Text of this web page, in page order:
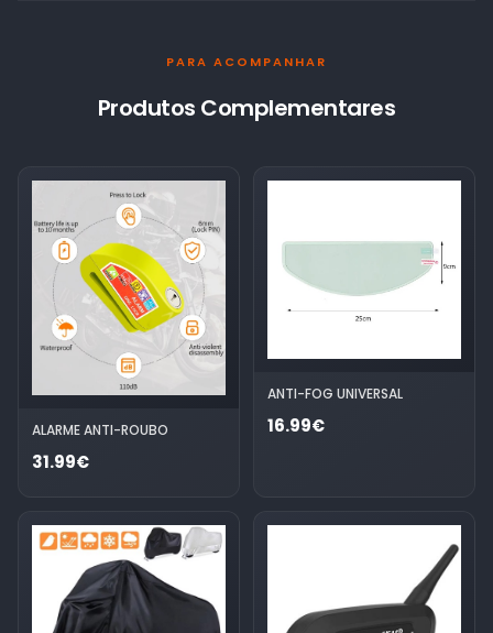
PARA ACOMPANHAR
Produtos Complementares
ALARME ANTI-ROUBO
31.99€
ANTI-FOG UNIVERSAL
16.99€